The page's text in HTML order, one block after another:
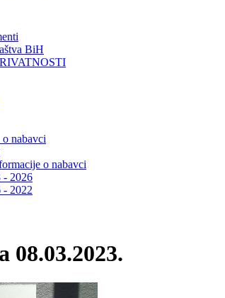
BiH
nabavci
o nabavci
- 2026
- 2022
08.03.2023.